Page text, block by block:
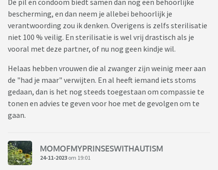
De pil en condoom biedt samen dan nog een behoorlijke
bescherming, en dan neem je allebei behoorlijk je
verantwoording zou ik denken. Overigens is zelfs sterilisatie
niet 100 % veilig. En sterilisatie is wel vrij drastisch als je
vooral met deze partner, of nu nog geen kindje wil.
Helaas hebben vrouwen die al zwanger zijn weinig meer aan
de "had je maar" verwijten. En al heeft iemand iets stoms
gedaan, dan is het nog steeds toegestaan om compassie te
tonen en advies te geven voor hoe met de gevolgen om te
gaan.
MOMOFMYPRINSESWITHAUTISM
24-11-2023 om 19:01